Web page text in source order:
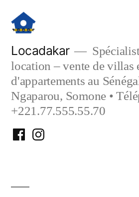
contenu
Locadakar
location – vente de villas
d'appartements au
Ngaparou, Somone •
+221.77.555.55.70
FacebookInstagram